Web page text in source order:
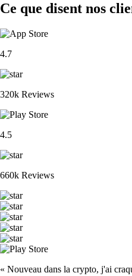
Ce que disent nos
4.7
320k Reviews
4.5
660k Reviews
« Nouveau dans la crypto, j'ai